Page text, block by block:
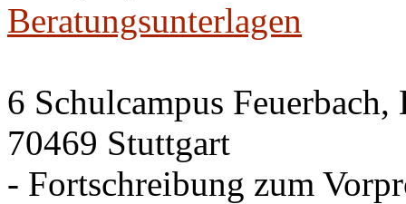
Beratungsunterlagen
6 Schulcampus
70469 Stuttgart
- Fortschreibung zum